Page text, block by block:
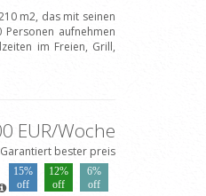
m2, das mit seinen
aufnehmen
im Freien, Grill,
EUR/Woche
bester preis
15%
off
12%
off
6%
off